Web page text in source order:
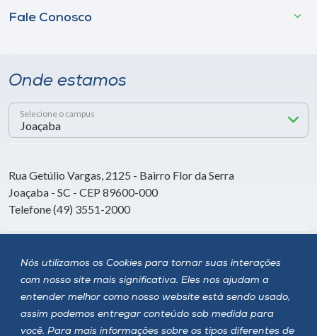
Nós utilizamos os Cookies para tornar suas interações
com nosso site mais significativa. Eles nos ajudam a
entender melhor como nosso website está sendo usado,
assim podemos entregar conteúdo sob medida para
você. Para mais informações sobre os tipos diferentes de
Fale Conosco
Onde estamos
Selecione o campus
Rua Getúlio Vargas, 2125 - Bairro Flor da Serra
Joaçaba - SC - CEP 89600-000
Telefone (49) 3551-2000
Siga a Unoesc